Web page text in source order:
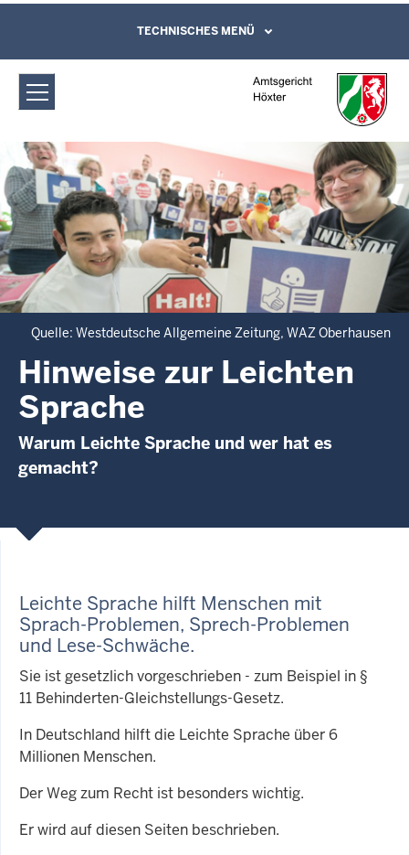
Amtsgericht Höxter: Hinweise zur
Leichten Sprache
Direkt zum Inhalt
Leichte Sprache, Gebärdensprachenvideo
und Kontaktformular
TECHNISCHES MENÜ
Quelle: Westdeutsche Allgemeine Zeitung, WAZ Oberhausen
Hinweise zur Leichten
Sprache
Warum Leichte Sprache und wer hat es
gemacht?
Leichte Sprache hilft Menschen mit
Sprach-Problemen, Sprech-Problemen
und Lese-Schwäche.
Sie ist gesetzlich vorgeschrieben - zum Beispiel in §
11 Behinderten-Gleichstellungs-Gesetz.
In Deutschland hilft die Leichte Sprache über 6
Millionen Menschen.
Der Weg zum Recht ist besonders wichtig.
Er wird auf diesen Seiten beschrieben.